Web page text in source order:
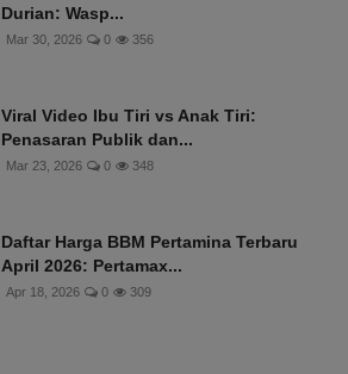
Durian: Wasp...
Mar 30, 2026 0 356
Viral Video Ibu Tiri vs Anak Tiri:
Penasaran Publik dan...
Mar 23, 2026 0 348
Daftar Harga BBM Pertamina Terbaru
April 2026: Pertamax...
Apr 18, 2026 0 309